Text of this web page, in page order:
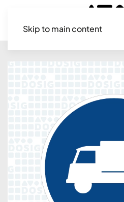
Skip to main content